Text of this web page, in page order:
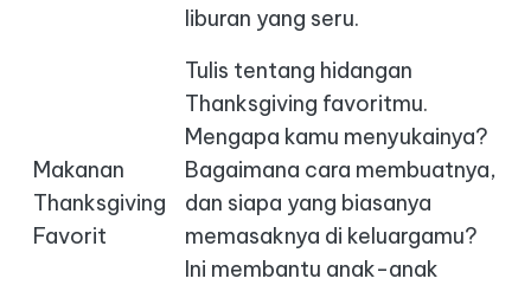
liburan yang seru.
Makanan
Thanksgiving
Favorit
Tulis tentang hidangan
Thanksgiving favoritmu.
Mengapa kamu menyukainya?
Bagaimana cara membuatnya,
dan siapa yang biasanya
memasaknya di keluargamu?
Ini membantu anak-anak